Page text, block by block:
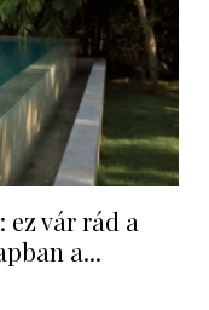
ez vár rád a
a...